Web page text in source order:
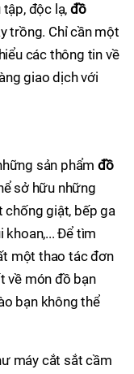
độc lạ, đồ
trồng. Chỉ cần một
các thông tin về
giao dịch với
sản phẩm đồ
sở hữu những
giật, bếp ga
khoan,... Để tìm
một thao tác đơn
về món đồ bạn
bạn không thể
máy cắt sắt cầm